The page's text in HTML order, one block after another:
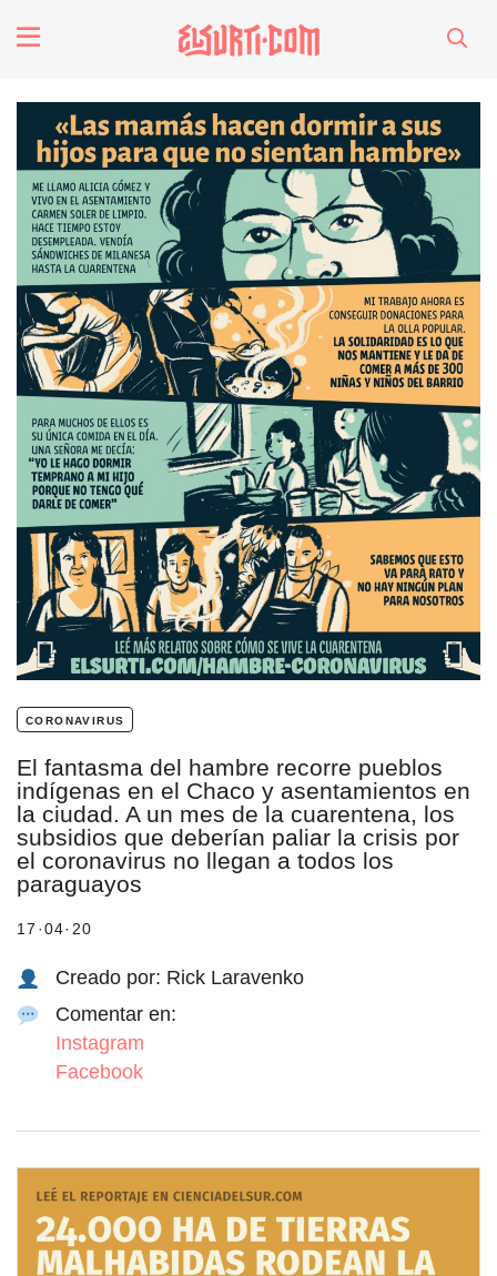
Futuros
Soberanas
Oligarquía
Despacio Sonoro
especiales
invasores vip
estronismo climático
escuelas fumigadas
historia de las mujeres
patria contratista
plan del terror
consumo ilustrado
surti impreso
coronavirus
El fantasma del hambre recorre pueblos
indígenas en el Chaco y asentamientos en
la ciudad. A un mes de la cuarentena, los
subsidios que deberían paliar la crisis por
el coronavirus no llegan a todos los
paraguayos
17·04·20
Creado por: Rick Laravenko
Comentar en:
Instagram
Facebook